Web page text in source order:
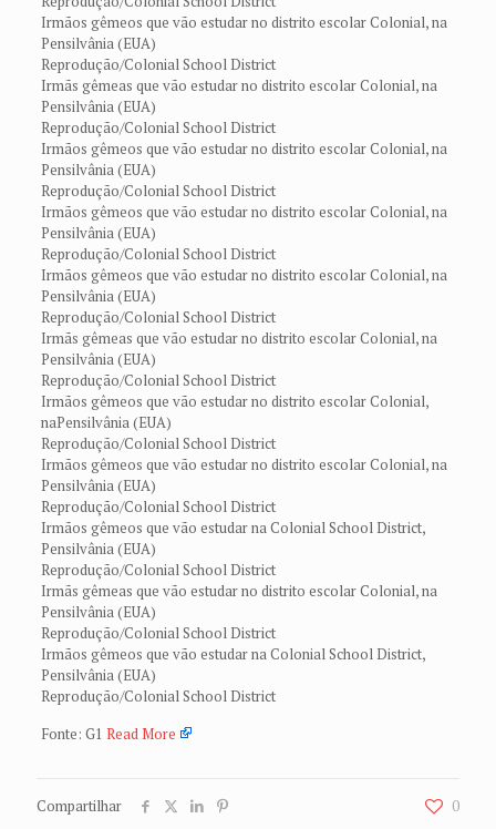
Irmãos gêmeos que vão estudar no distrito escolar Colonial, na
Pensilvânia (EUA)
Reprodução/Colonial School District
Irmãs gêmeas que vão estudar no distrito escolar Colonial, na
Pensilvânia (EUA)
Reprodução/Colonial School District
Irmãos gêmeos que vão estudar no distrito escolar Colonial, na
Pensilvânia (EUA)
Reprodução/Colonial School District
Irmãos gêmeos que vão estudar no distrito escolar Colonial, na
Pensilvânia (EUA)
Reprodução/Colonial School District
Irmãos gêmeos que vão estudar no distrito escolar Colonial, na
Pensilvânia (EUA)
Reprodução/Colonial School District
Irmãs gêmeas que vão estudar no distrito escolar Colonial, na
Pensilvânia (EUA)
Reprodução/Colonial School District
Irmãos gêmeos que vão estudar no distrito escolar Colonial,
naPensilvânia (EUA)
Reprodução/Colonial School District
Irmãos gêmeos que vão estudar no distrito escolar Colonial, na
Pensilvânia (EUA)
Reprodução/Colonial School District
Irmãos gêmeos que vão estudar na Colonial School District,
Pensilvânia (EUA)
Reprodução/Colonial School District
Irmãs gêmeas que vão estudar no distrito escolar Colonial, na
Pensilvânia (EUA)
Reprodução/Colonial School District
Irmãos gêmeos que vão estudar na Colonial School District,
Pensilvânia (EUA)
Reprodução/Colonial School District
Fonte: G1 Read More
Compartilhar 0